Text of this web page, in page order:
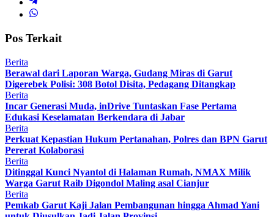
Pos Terkait
Berita
Berawal dari Laporan Warga, Gudang Miras di Garut
Digerebek Polisi: 308 Botol Disita, Pedagang Ditangkap
Berita
Incar Generasi Muda, inDrive Tuntaskan Fase Pertama
Edukasi Keselamatan Berkendara di Jabar
Berita
Perkuat Kepastian Hukum Pertanahan, Polres dan BPN Garut
Pererat Kolaborasi
Berita
Ditinggal Kunci Nyantol di Halaman Rumah, NMAX Milik
Warga Garut Raib Digondol Maling asal Cianjur
Berita
Pemkab Garut Kaji Jalan Pembangunan hingga Ahmad Yani